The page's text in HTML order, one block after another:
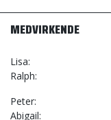
MEDVIRKENDE
Lisa
Ralph
Peter
Abigail